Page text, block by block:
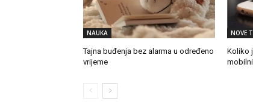
NAUKA
Tajna buđenja bez alarma u određeno
vrijeme
NOVE
Koliko